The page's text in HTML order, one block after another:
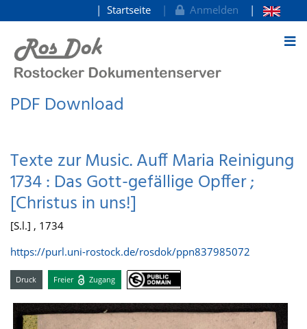
zum Inhalt
Startseite Anmelden
PDF Download
Texte zur Music. Auff Maria Reinigung
1734 : Das Gott-gefällige Opffer ;
[Christus in uns!]
[S.l.] , 1734
https://purl.uni-rostock.de/rosdok/ppn837985072
Druck Freier Zugang